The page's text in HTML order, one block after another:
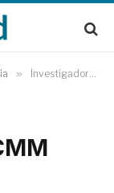
» Investigadores del ICMM crean «tatuajes electrónicos» de bajo costo que se adaptan a todo tipo de superficies